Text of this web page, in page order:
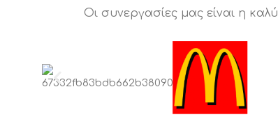
Οι συνεργασίες μας είναι η